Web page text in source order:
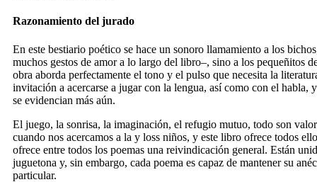
Razonamiento del jurado
En este bestiario poético se hace un sonoro llamamiento a los
muchos gestos de amor a lo largo del libro–, sino a los pequeñitos
obra aborda perfectamente el tono y el pulso que necesita la
invitación a acercarse a jugar con la lengua, así como con el habla,
se evidencian más aún.
El juego, la sonrisa, la imaginación, el refugio mutuo, todo son
cuando nos acercamos a la y loss niños, y este libro ofrece todos
ofrece entre todos los poemas una reivindicación general. Están
juguetona y, sin embargo, cada poema es capaz de mantener su
particular.